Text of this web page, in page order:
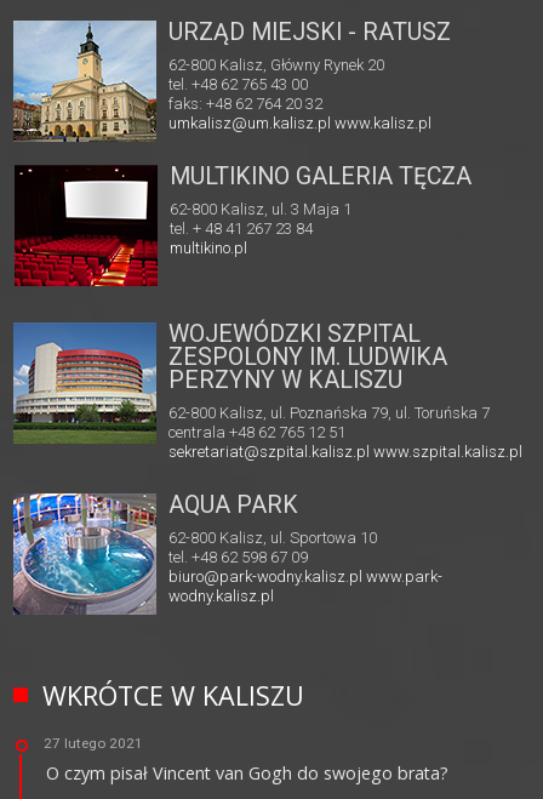
URZĄD MIEJSKI - RATUSZ
62-800 Kalisz, Główny Rynek 20
tel. +48 62 765 43 00
faks: +48 62 764 20 32
umkalisz@um.kalisz.plwww.kalisz.pl
MULTIKINO GALERIA TĘCZA
62-800 Kalisz, ul. 3 Maja 1
tel. + 48 41 267 23 84
multikino.pl
WOJEWÓDZKI SZPITAL
ZESPOLONY IM. LUDWIKA
PERZYNY W KALISZU
62-800 Kalisz, ul. Poznańska 79, ul. Toruńska 7
centrala +48 62 765 12 51
sekretariat@szpital.kalisz.pl www.szpital.kalisz.pl
AQUA PARK
62-800 Kalisz, ul. Sportowa 10
tel. +48 62 598 67 09
biuro@park-wodny.kalisz.pl www.park-
wodny.kalisz.pl
WKRÓTCE W KALISZU
27 lutego 2021
O czym pisał Vincent van Gogh do swojego brata?